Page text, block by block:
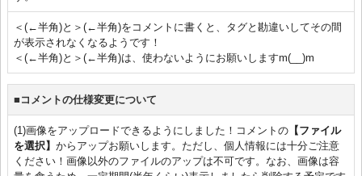
＜(←半角)と＞(←半角)をコメントに書くと、タグと勘違いしてその間
が表示されなくなるようです！
＜(←半角)と＞(←半角)は、使わないようにお願いしますm(__)m
■コメントの仕様変更について
(1)画像をアップロードできるようにしました！コメントの【ファイル
を選択】 からアップお願いします。ただし、個人情報には十分ご注意
ください！画像以外のファイルのアップは不可です。なお、画像は容